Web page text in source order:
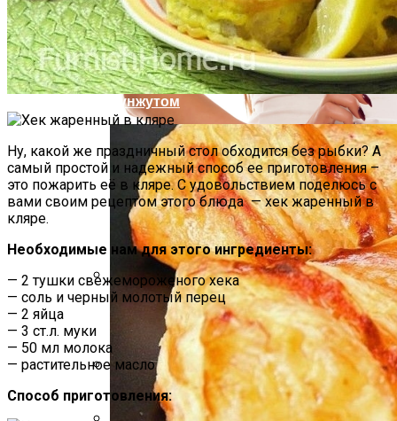
Как Повторно Использовать Воду
После Варки Риса
Психологи Назвали 9 Признаков Того,
Что Вы Никогда Не Разбогатеете
Полезные Советы, Которые Помогут
Скрыть Полный Живот
Мясной Рулет С Соевым Соусом И
Кунжутом
Ну, какой же праздничный стол обходится без рыбки? А
самый простой и надежный способ ее приготовления –
это пожарить её в кляре. С удовольствием поделюсь с
вами своим рецептом этого блюда — хек жаренный в
кляре.
Необходимые нам для этого ингредиенты:
— 2 тушки свежемороженого хека
— соль и черный молотый перец
— 2 яйца
— 3 ст.л. муки
— 50 мл молока
— растительное масло
Способ приготовления: